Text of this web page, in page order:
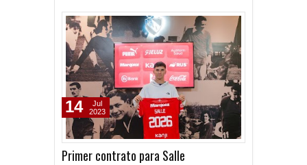
Primer contrato para Salle
14
Jul
2023